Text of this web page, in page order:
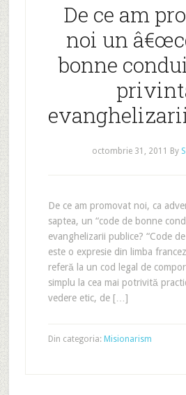
De ce am
noi un
bonne
octombrie 31, 2011 By
De ce am promovat noi, ca
saptea, un “code de bonne
evanghelizarii publice? “Code
este o expresie din limba
referă la un cod legal de
simplu la cea mai potrivită
vedere etic, de […]
Din categoria: Misionarism